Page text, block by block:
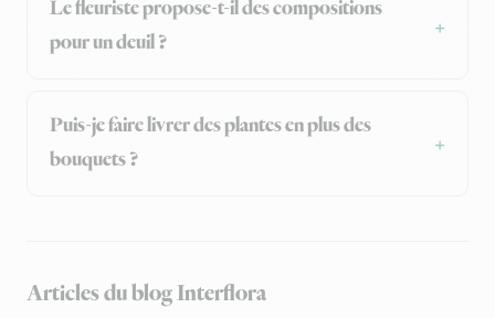
Le fleuriste propose-t-il des compositions
pour un deuil ?
Puis-je faire livrer des plantes en plus des
bouquets ?
Articles du blog Interflora